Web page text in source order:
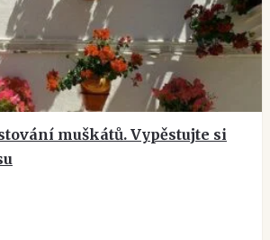
muškátů. Vypěstujte si